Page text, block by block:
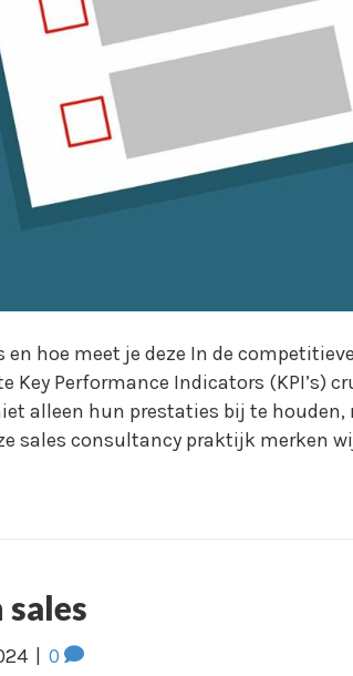
en hoe meet je deze In de
Performance Indicators (KPI’s)
alleen hun prestaties bij te
sales consultancy praktijk merken
| 0